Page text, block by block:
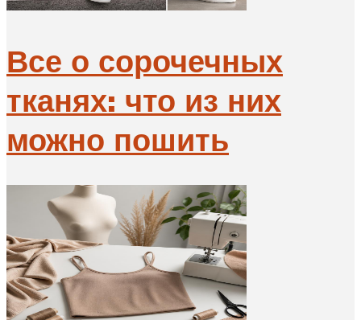
Все о сорочечных
тканях: что из них
можно пошить